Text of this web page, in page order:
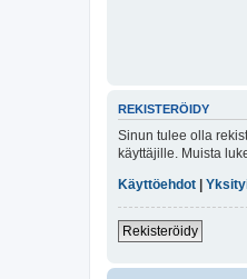
REKISTERÖIDY
Sinun tulee olla
käyttäjille. Muista
Käyttöehdot |
Rekisteröidy